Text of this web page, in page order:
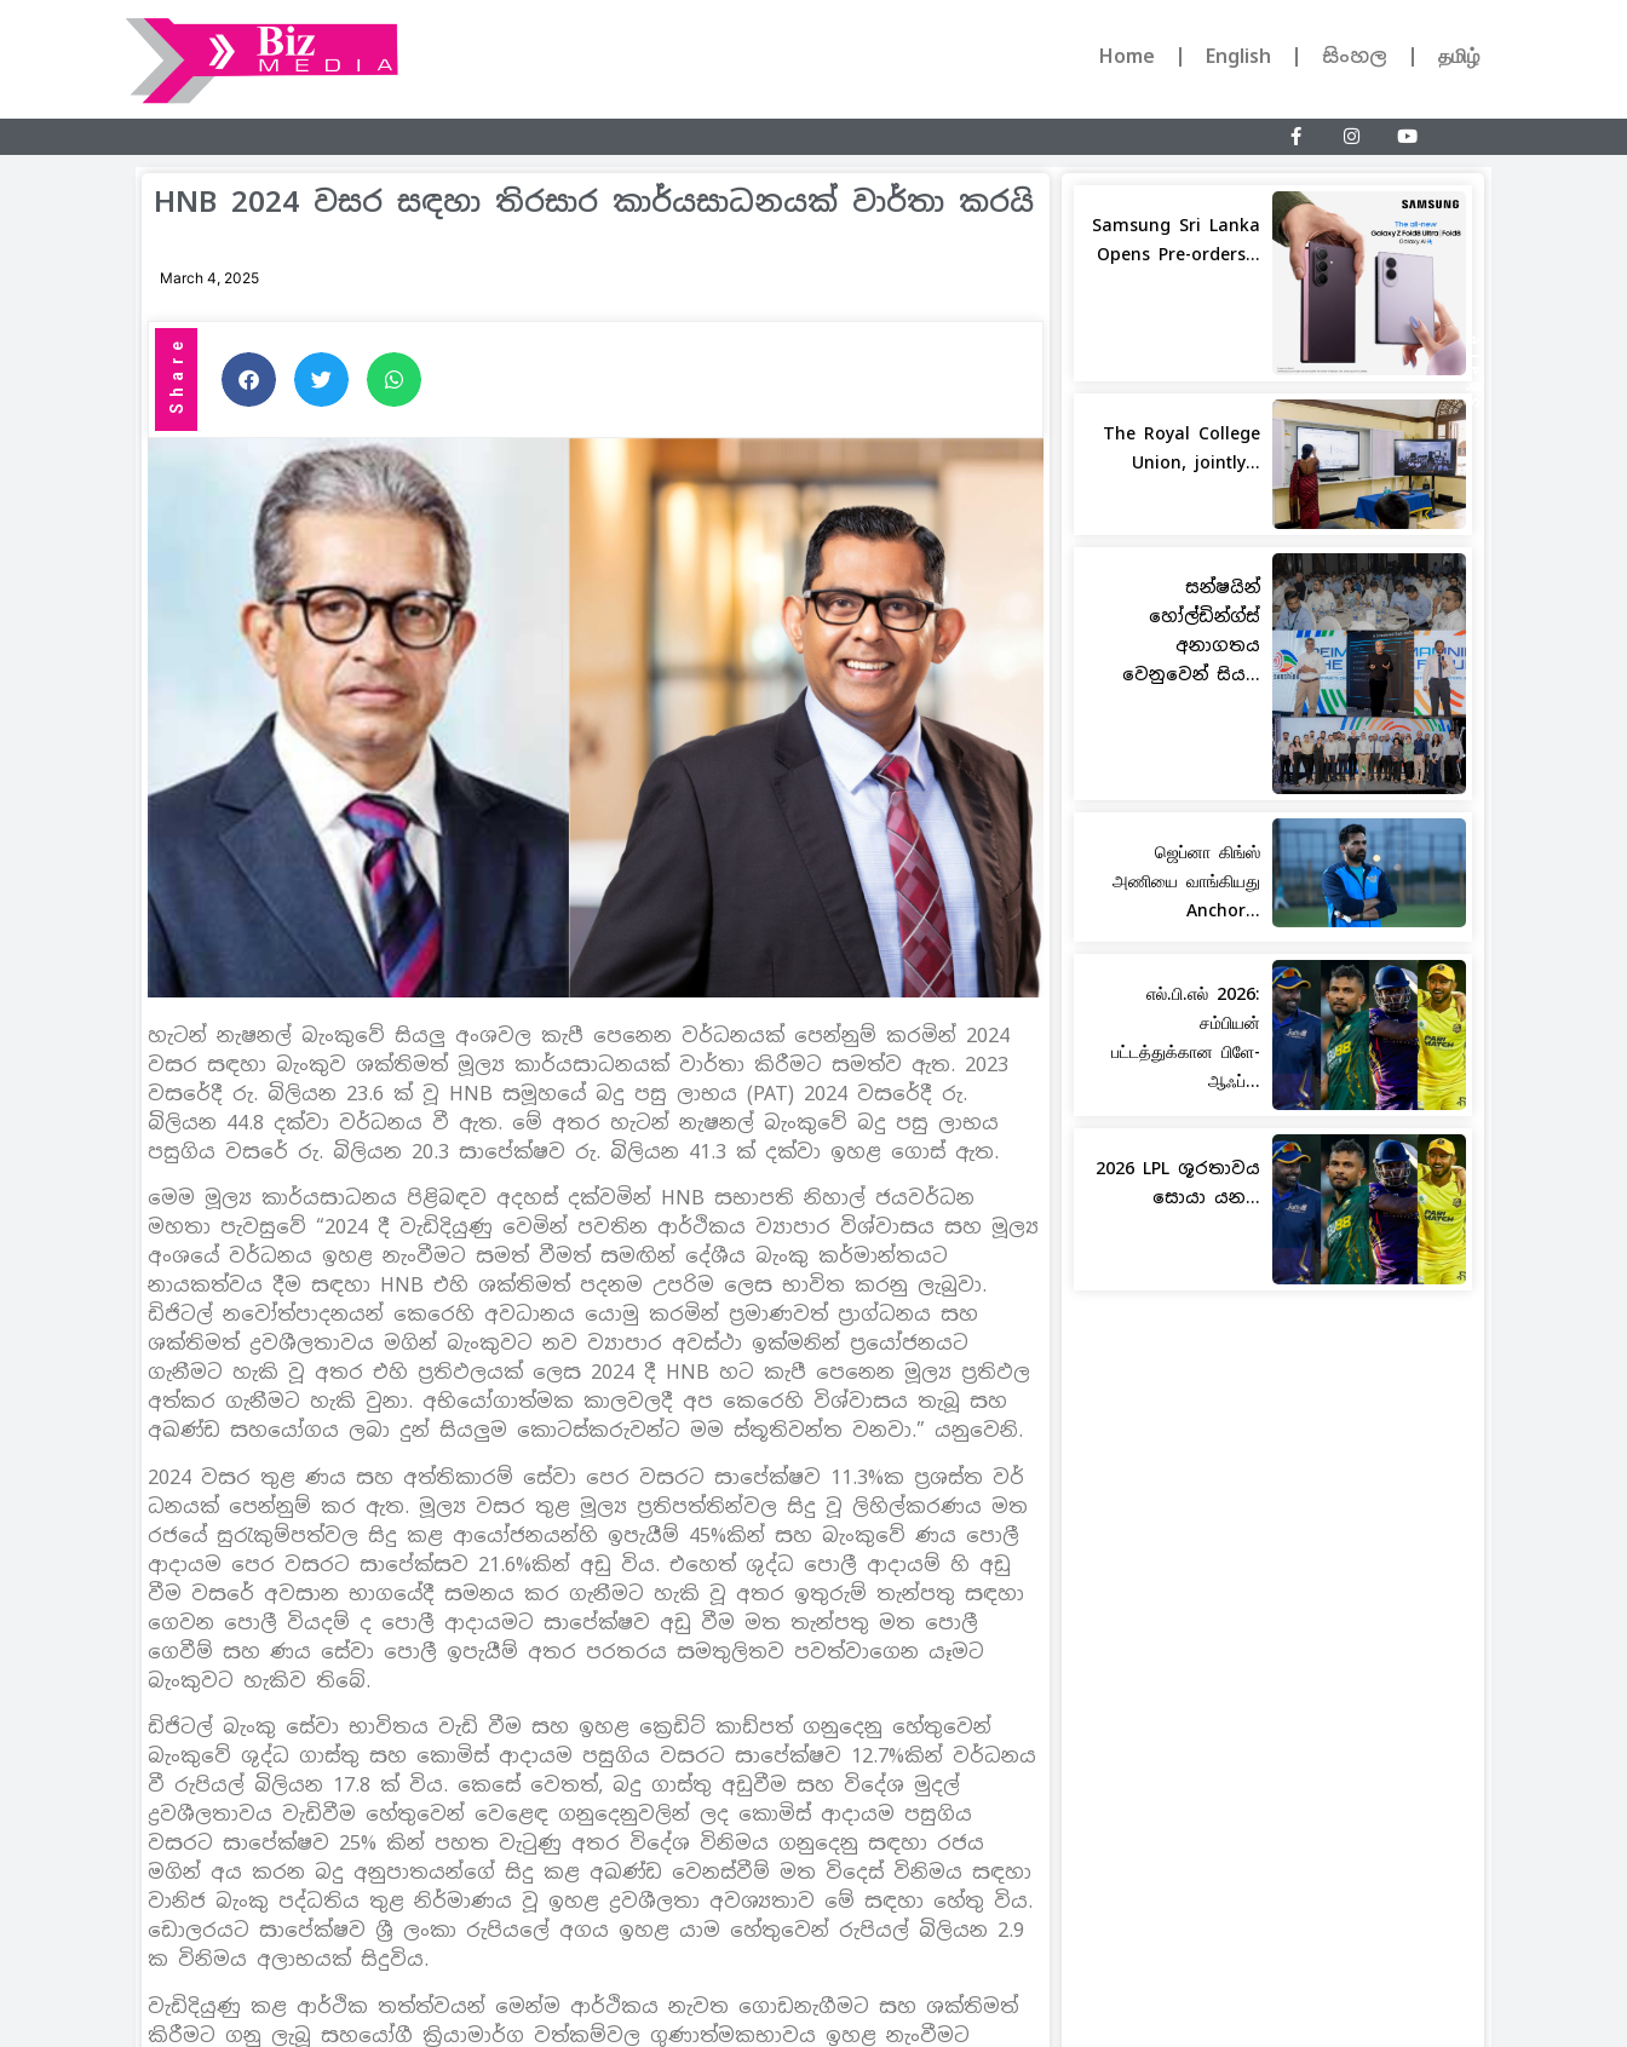
Home English සිංහල தமிழ்
HNB 2024 වසර සඳහා තිරසාර කාර්යසාධනයක් වාර්තා කරයි
March 4, 2025
Share Share
හැටන් නැෂනල් බැංකුවේ සියලු අංශවල කැපී පෙනෙන වර්ධනයක් පෙන්නුම් කරමින් 2024
වසර සඳහා බැංකුව ශක්තිමත් මූල්‍ය කාර්යසාධනයක් වාර්තා කිරීමට සමත්ව ඇත. 2023
වසරේදී රු. බිලියන 23.6 ක් වූ HNB සමූහයේ බදු පසු ලාභය (PAT) 2024 වසරේදී රු.
බිලියන 44.8 දක්වා වර්ධනය වී ඇත. මේ අතර හැටන් නැෂනල් බැංකුවේ බදු පසු ලාභය
පසුගිය වසරේ රු. බිලියන 20.3 සාපේක්ෂව රු. බිලියන 41.3 ක් දක්වා ඉහළ ගොස් ඇත.
මෙම මූල්‍ය කාර්යසාධනය පිළිබඳව අදහස් දක්වමින් HNB සභාපති නිහාල් ජයවර්ධන
මහතා පැවසුවේ “2024 දී වැඩිදියුණු වෙමින් පවතින ආර්ථිකය ව්‍යාපාර විශ්වාසය සහ මූල්‍ය
අංශයේ වර්ධනය ඉහළ නැංවීමට සමත් වීමත් සමඟින් දේශීය බැංකු කර්මාන්තයට
නායකත්වය දීම සඳහා HNB එහි ශක්තිමත් පදනම උපරිම ලෙස භාවිත කරනු ලැබුවා.
ඩිජිටල් නවෝත්පාදනයන් කෙරෙහි අවධානය යොමු කරමින් ප්‍රමාණවත් ප්‍රාග්ධනය සහ
ශක්තිමත් ද්‍රවශීලතාවය මගින් බැංකුවට නව ව්‍යාපාර අවස්ථා ඉක්මනින් ප්‍රයෝජනයට
ගැනීමට හැකි වූ අතර එහි ප්‍රතිඵලයක් ලෙස 2024 දී HNB හට කැපී පෙනෙන මූල්‍ය ප්‍රතිඵල
අත්කර ගැනීමට හැකි වුනා. අභියෝගාත්මක කාලවලදී අප කෙරෙහි විශ්වාසය තැබූ සහ
අඛණ්ඩ සහයෝගය ලබා දුන් සියලුම කොටස්කරුවන්ට මම ස්තූතිවන්ත වනවා.” යනුවෙනි.
2024 වසර තුළ ණය සහ අත්තිකාරම් සේවා පෙර වසරට සාපේක්ෂව 11.3%ක ප්‍රශස්ත වර්
ධනයක් පෙන්නුම් කර ඇත. මූල්‍ය වසර තුළ මූල්‍ය ප්‍රතිපත්තින්වල සිදු වූ ලිහිල්කරණය මත
රජයේ සුරැකුම්පත්වල සිදු කළ ආයෝජනයන්හි ඉපැයීම් 45%කින් සහ බැංකුවේ ණය පොලී
ආදායම පෙර වසරට සාපේක්සව 21.6%කින් අඩු විය. එහෙත් ශුද්ධ පොලී ආදායම් හි අඩු
වීම වසරේ අවසාන භාගයේදී සමනය කර ගැනීමට හැකි වූ අතර ඉතුරුම් තැන්පතු සඳහා
ගෙවන පොලී වියදම් ද පොලී ආදායමට සාපේක්ෂව අඩු වීම මත තැන්පතු මත පොලී
ගෙවීම් සහ ණය සේවා පොලී ඉපැයීම් අතර පරතරය සමතුලිතව පවත්වාගෙන යෑමට
බැංකුවට හැකිව තිබේ.
ඩිජිටල් බැංකු සේවා භාවිතය වැඩි වීම සහ ඉහළ ක්‍රෙඩිට් කාඩ්පත් ගනුදෙනු හේතුවෙන්
බැංකුවේ ශුද්ධ ගාස්තු සහ කොමිස් ආදායම පසුගිය වසරට සාපේක්ෂව 12.7%කින් වර්ධනය
වී රුපියල් බිලියන 17.8 ක් විය. කෙසේ වෙතත්, බදු ගාස්තු අඩුවීම සහ විදේශ මුදල්
ද්‍රවශීලතාවය වැඩිවීම හේතුවෙන් වෙළෙඳ ගනුදෙනුවලින් ලද කොමිස් ආදායම පසුගිය
වසරට සාපේක්ෂව 25% කින් පහත වැටුණු අතර විදේශ විනිමය ගනුදෙනු සඳහා රජය
මගින් අය කරන බදු අනුපාතයන්ගේ සිදු කළ අඛණ්ඩ වෙනස්වීම් මත විදෙස් විනිමය සඳහා
වානිජ බැංකු පද්ධතිය තුළ නිර්මාණය වූ ඉහළ ද්‍රවශීලතා අවශ්‍යතාව මේ සඳහා හේතු විය.
ඩොලරයට සාපේක්ෂව ශ්‍රී ලංකා රුපියලේ අගය ඉහළ යාම හේතුවෙන් රුපියල් බිලියන 2.9
ක විනිමය අලාභයක් සිදුවිය.
වැඩිදියුණු කළ ආර්ථික තත්ත්වයන් මෙන්ම ආර්ථිකය නැවත ගොඩනැගීමට සහ ශක්තිමත්
කිරීමට ගනු ලැබූ සහයෝගී ක්‍රියාමාර්ග වත්කම්වල ගුණාත්මකභාවය ඉහළ නැංවීමට
Samsung Sri Lanka
Opens Pre-orders...
The Royal College
Union, jointly...
සන්ෂයින්
හෝල්ඩින්ග්ස්
අනාගතය
වෙනුවෙන් සිය...
ஜெப்னா கிங்ஸ்
அணியை வாங்கியது
Anchor...
எல்.பி.எல் 2026:
சம்பியன்
பட்டத்துக்கான பிளே-
ஆஃப்...
2026 LPL ශූරතාවය
සොයා යන...